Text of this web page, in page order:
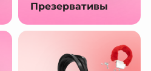
Презервативы